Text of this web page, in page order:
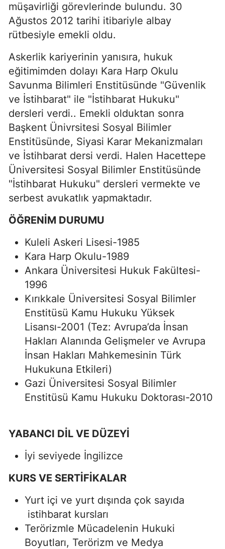
müşavirliği görevlerinde bulundu. 30
Ağustos 2012 tarihi itibariyle albay
rütbesiyle emekli oldu.
Askerlik kariyerinin yanısıra, hukuk
eğitimimden dolayı Kara Harp Okulu
Savunma Bilimleri Enstitüsünde "Güvenlik
ve İstihbarat" ile "İstihbarat Hukuku"
dersleri verdi.. Emekli olduktan sonra
Başkent Ünivrsitesi Sosyal Bilimler
Enstitüsünde, Siyasi Karar Mekanizmaları
ve İstihbarat dersi verdi. Halen Hacettepe
Üniversitesi Sosyal Bilimler Enstitüsünde
"İstihbarat Hukuku" dersleri vermekte ve
serbest avukatlık yapmaktadır.
ÖĞRENİM DURUMU
Kuleli Askeri Lisesi-1985
Kara Harp Okulu-1989
Ankara Üniversitesi Hukuk Fakültesi-
1996
Kırıkkale Üniversitesi Sosyal Bilimler
Enstitüsü Kamu Hukuku Yüksek
Lisansı-2001 (Tez: Avrupa’da İnsan
Hakları Alanında Gelişmeler ve Avrupa
İnsan Hakları Mahkemesinin Türk
Hukukuna Etkileri)
Gazi Üniversitesi Sosyal Bilimler
Enstitüsü Kamu Hukuku Doktorası-2010
YABANCI DİL VE DÜZEYİ
İyi seviyede İngilizce
KURS VE SERTİFİKALAR
Yurt içi ve yurt dışında çok sayıda
istihbarat kursları
Terörizmle Mücadelenin Hukuki
Boyutları, Terörizm ve Medya